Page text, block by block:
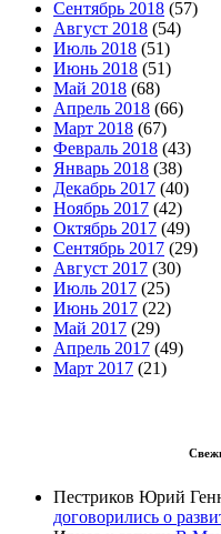
Сентябрь 2018 (57)
Август 2018 (54)
Июль 2018 (51)
Июнь 2018 (51)
Май 2018 (68)
Апрель 2018 (66)
Март 2018 (67)
Февраль 2018 (43)
Январь 2018 (38)
Декабрь 2017 (40)
Ноябрь 2017 (42)
Октябрь 2017 (49)
Сентябрь 2017 (29)
Август 2017 (30)
Июль 2017 (25)
Июнь 2017 (22)
Май 2017 (29)
Апрель 2017 (49)
Март 2017 (21)
Пестриков Юрий
договорились о